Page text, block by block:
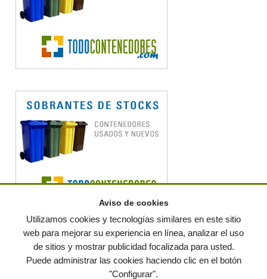
© residuos.com - Todos los derechos reservados Política de privacidad
Condiciones de uso|Contacto |Editores|Mapa web|Preguntas frecuentes|Publica
tus anuncios gratis!
Aviso de cookies
Utilizamos cookies y tecnologías similares en este sitio
web para mejorar su experiencia en línea, analizar el uso
de sitios y mostrar publicidad focalizada para usted.
Puede administrar las cookies haciendo clic en el botón
"Configurar".